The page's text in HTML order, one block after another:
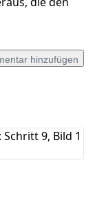
hinzufügen